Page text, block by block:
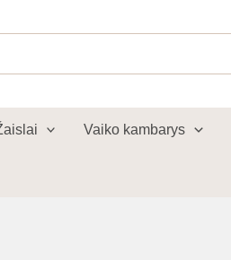
Vaiko kambarys